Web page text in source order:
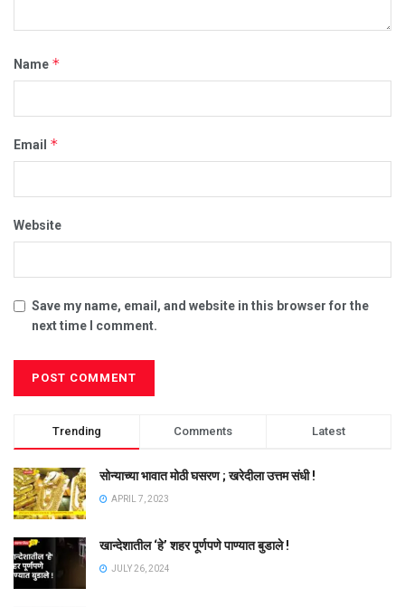
Name *
Email *
Website
Save my name, email, and website in this browser for the
next time I comment.
Trending Comments Latest
सोन्याच्या भावात मोठी घसरण ; खरेदीला उत्तम संधी !
APRIL 7, 2023
खान्देशातील ‘हे’ शहर पूर्णपणे पाण्यात बुडाले !
JULY 26, 2024